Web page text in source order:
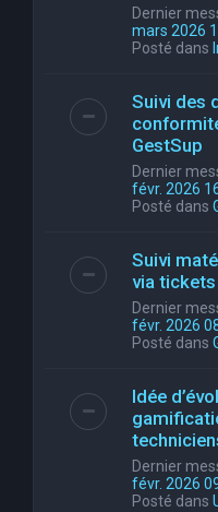
Dernier
mars 2026
Posté dans
Suivi des
GestSup
Dernier
févr. 2026
Posté dans
Suivi
via tickets
Dernier
févr. 2026
Posté dans
Idée
Dernier
févr. 2026
Posté dans